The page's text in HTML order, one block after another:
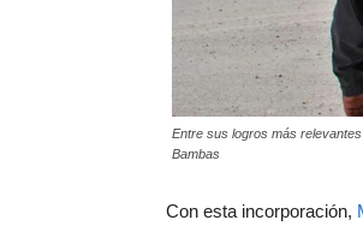
Entre sus logros más
Bambas
Con esta incorporación,